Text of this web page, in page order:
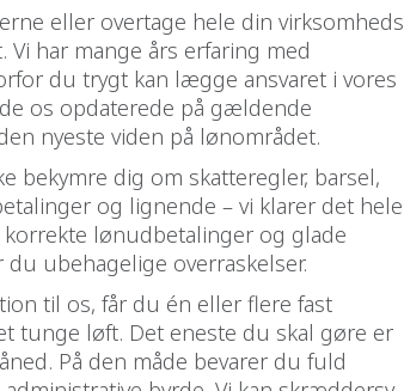
eller overtage hele din virksomheds
har mange års erfaring med
du trygt kan lægge ansvaret i vores
os opdaterede på gældende
nyeste viden på lønområdet.
bekymre dig om skatteregler, barsel,
og lignende – vi klarer det hele
lønudbetalinger og glade
ubehagelige overraskelser.
til os, får du én eller flere fast
tunge løft. Det eneste du skal gøre er
På den måde bevarer du fuld